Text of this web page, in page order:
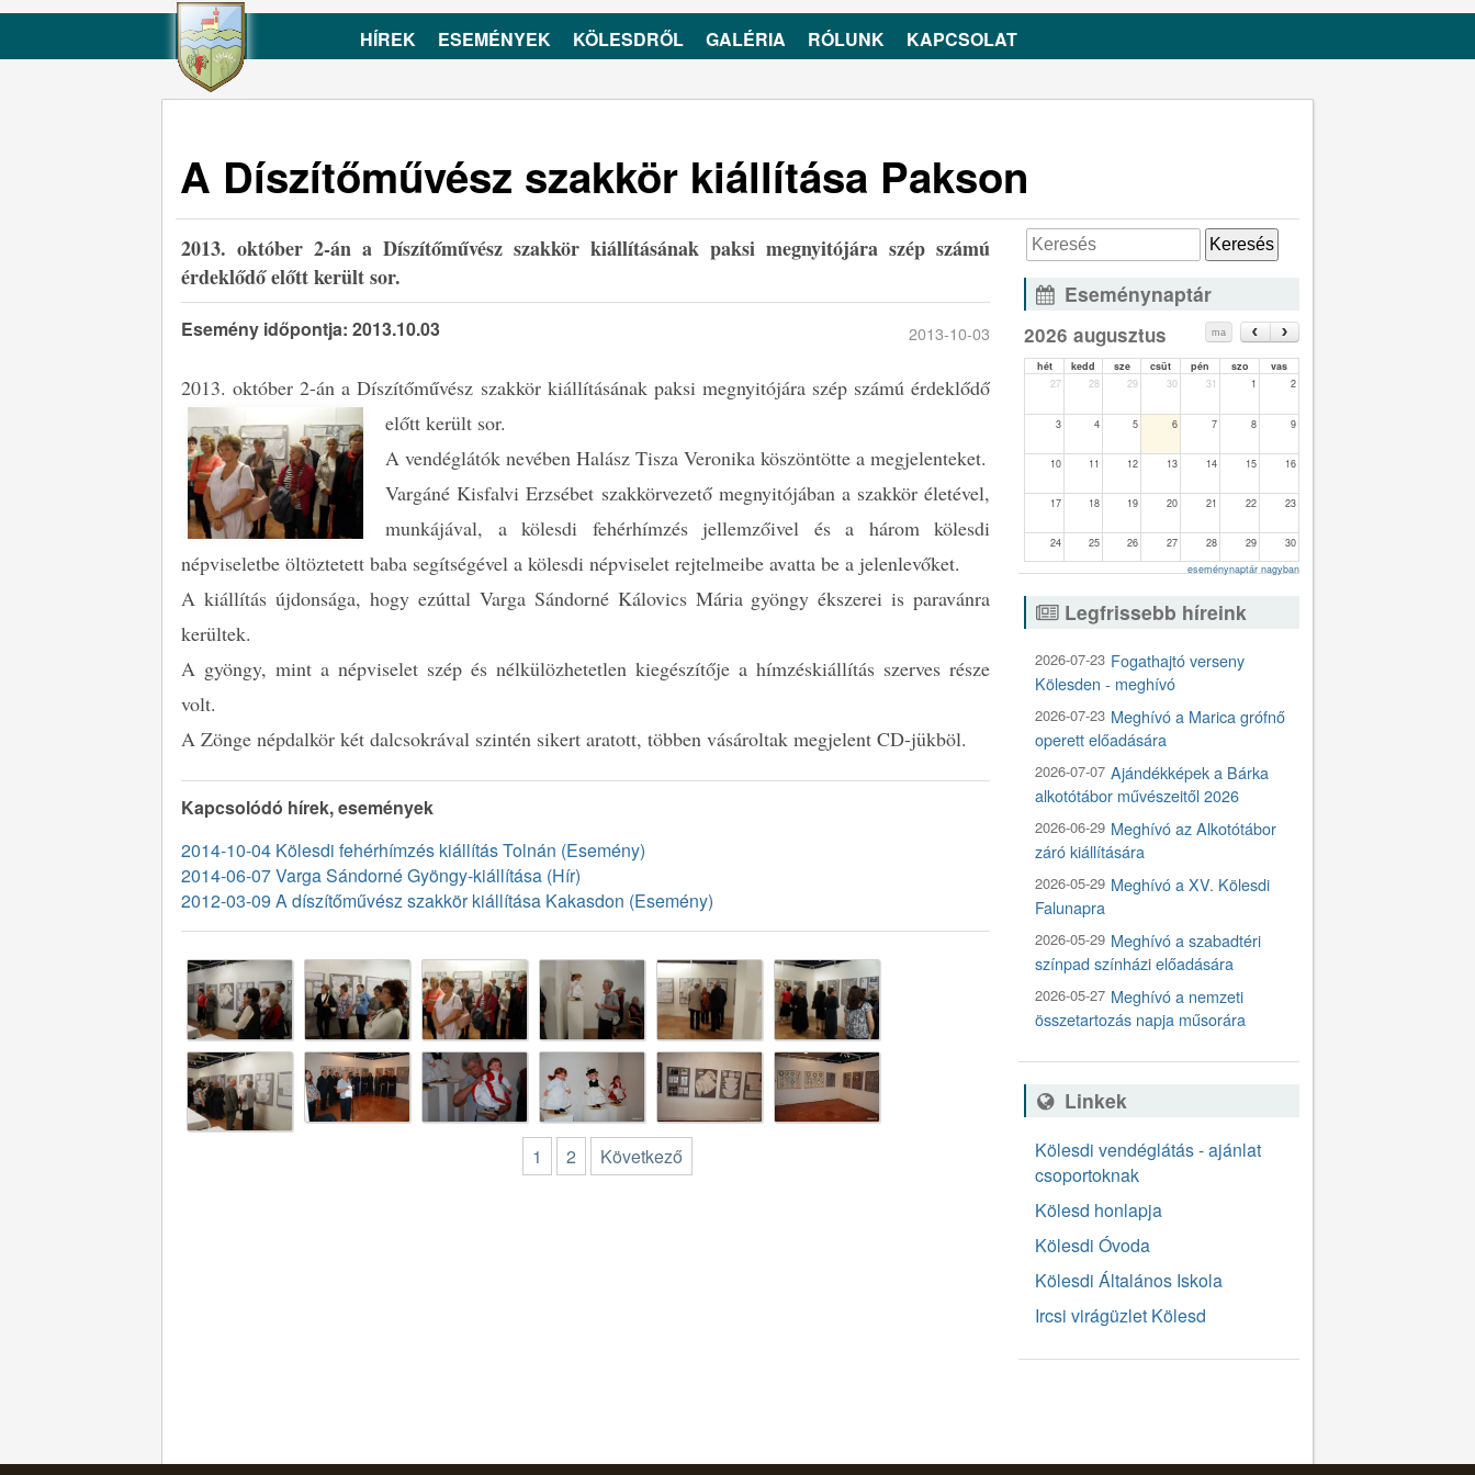
HÍREK ESEMÉNYEK KÖLESDRŐL GALÉRIA RÓLUNK KAPCSOLAT
A Díszítőművész szakkör kiállítása Pakson
2013. október 2-án a Díszítőművész szakkör kiállításának paksi megnyitójára szép számú
érdeklődő előtt került sor.
Esemény időpontja: 2013.10.03 2013-10-03
2013. október 2-án a Díszítőművész szakkör kiállításának paksi megnyitójára szép számú érdeklődő
előtt került sor.
A vendéglátók nevében Halász Tisza Veronika köszöntötte a megjelenteket.
Vargáné Kisfalvi Erzsébet szakkörvezető megnyitójában a szakkör életével,
munkájával, a kölesdi fehérhímzés jellemzőivel és a három kölesdi
népviseletbe öltöztetett baba segítségével a kölesdi népviselet rejtelmeibe avatta be a jelenlevőket.
A kiállítás újdonsága, hogy ezúttal Varga Sándorné Kálovics Mária gyöngy ékszerei is paravánra
kerültek.
A gyöngy, mint a népviselet szép és nélkülözhetetlen kiegészítője a hímzéskiállítás szerves része
volt.
A Zönge népdalkör két dalcsokrával szintén sikert aratott, többen vásároltak megjelent CD-jükböl.
Kapcsolódó hírek, események
2014-10-04 Kölesdi fehérhímzés kiállítás Tolnán (Esemény)
2014-06-07 Varga Sándorné Gyöngy-kiállítása (Hír)
2012-03-09 A díszítőművész szakkör kiállítása Kakasdon (Esemény)
1 2 Következő
Eseménynaptár
2026 augusztus ma
hét kedd sze csüt pén szo
vas
27
28 29 30 31 1 2
3 4 5 6 7 8 9
10 11 12 13 14 15 16
17 18 19 20 21 22 23
24 25 26 27 28 29 30
eseménynaptár nagyban
Legfrissebb híreink
2026-07-23 Fogathajtó verseny
Kölesden - meghívó
2026-07-23 Meghívó a Marica grófnő
operett előadására
2026-07-07 Ajándékképek a Bárka
alkotótábor művészeitől 2026
2026-06-29 Meghívó az Alkotótábor
záró kiállítására
2026-05-29 Meghívó a XV. Kölesdi
Falunapra
2026-05-29 Meghívó a szabadtéri
színpad színházi előadására
2026-05-27 Meghívó a nemzeti
összetartozás napja műsorára
Linkek
Kölesdi vendéglátás - ajánlat
csoportoknak
Kölesd honlapja
Kölesdi Óvoda
Kölesdi Általános Iskola
Ircsi virágüzlet Kölesd